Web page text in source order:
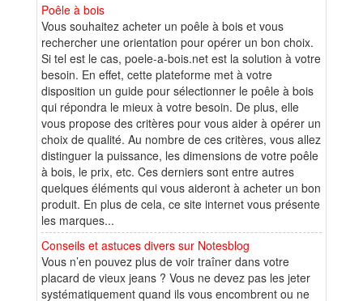
Poêle à bois
Vous souhaitez acheter un poêle à bois et vous
rechercher une orientation pour opérer un bon choix.
Si tel est le cas, poele-a-bois.net est la solution à votre
besoin. En effet, cette plateforme met à votre
disposition un guide pour sélectionner le poêle à bois
qui répondra le mieux à votre besoin. De plus, elle
vous propose des critères pour vous aider à opérer un
choix de qualité. Au nombre de ces critères, vous allez
distinguer la puissance, les dimensions de votre poêle
à bois, le prix, etc. Ces derniers sont entre autres
quelques éléments qui vous aideront à acheter un bon
produit. En plus de cela, ce site internet vous présente
les marques...
Conseils et astuces divers sur Notesblog
Vous n’en pouvez plus de voir traîner dans votre
placard de vieux jeans ? Vous ne devez pas les jeter
systématiquement quand ils vous encombrent ou ne